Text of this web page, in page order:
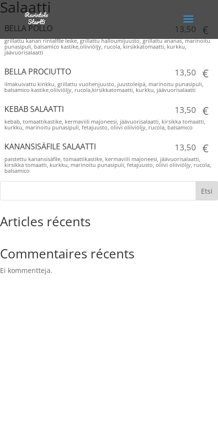
Salaatti
BELLA POLLO 13,50 €
grillattu kanan rintalfile leike, grillattu halloumijuusto, grillattu ananas, marinoitu
punasipuli, balsamico kastike,oliiviöljy, rucola, kirsikkatomaatti, kurkku,
jäävuorisalaatti
BELLA PROCIUTTO 13,50 €
ilmakuivattu kinkku, grillattu vuohenjuusto, juustoleipä, marinoitu punasipuli,
balsamico kastike,oliiviöljy, rucola,kirsikkatomaatti, kurkku, jäävuorisalaatti
KEBAB SALAATTI 13,50 €
kebab, tomaattikastike, kermaviili majoneesi, jäävuorisalaatti, kirsikka tomaatti,
kurkku, marinoitu punasipuli, fetajuusto, oliivi oliiviöljy, rucola, balsamico
KANANSISÄFILE SALAATTI 13,50 €
paistettu kanansisäfile, tomaattikastike, kermaviili majoneesi, jäävuorisalaatti,
kirsikka tomaatti, kurkku, marinoitu punasipuli, fetajuusto, oliivi oliiviöljy, rucola,
balsamico
Etsi
Articles récents
Commentaires récents
Ei kommentteja.